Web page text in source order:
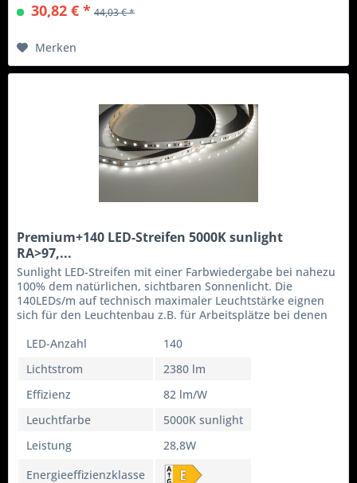
30,82 € * 44,03 € *
Merken
Premium+140 LED-Streifen 5000K sunlight
RA>97,...
Sunlight LED-Streifen mit einer Farbwiedergabe bei nahezu
100% dem natürlichen, sichtbaren Sonnenlicht. Die
140LEDs/m auf technisch maximaler Leuchtstärke eignen
sich für den Leuchtenbau z.B. für Arbeitsplätze bei denen
LED-Anzahl
140
Lichtstrom
2380 lm
Effizienz
82 lm/W
Leuchtfarbe
5000K sunlight
Leistung
28,8W
Energieeffizienzklasse